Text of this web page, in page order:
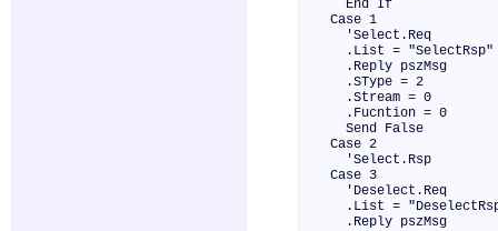
End If
Case 1
'Select.Req
.List = "SelectRsp"
.Reply pszMsg
.SType = 2
.Stream = 0
.Fucntion = 0
Send False
Case 2
'Select.Rsp
Case 3
'Deselect.Req
.List =
.Reply pszMsg